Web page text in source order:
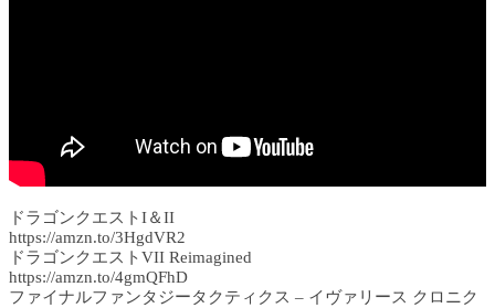
ドラゴンクエストI＆II
https://amzn.to/3HgdVR2
ドラゴンクエストVII Reimagined
https://amzn.to/4gmQFhD
ファイナルファンタジータクティクス – イヴァリース クロニク